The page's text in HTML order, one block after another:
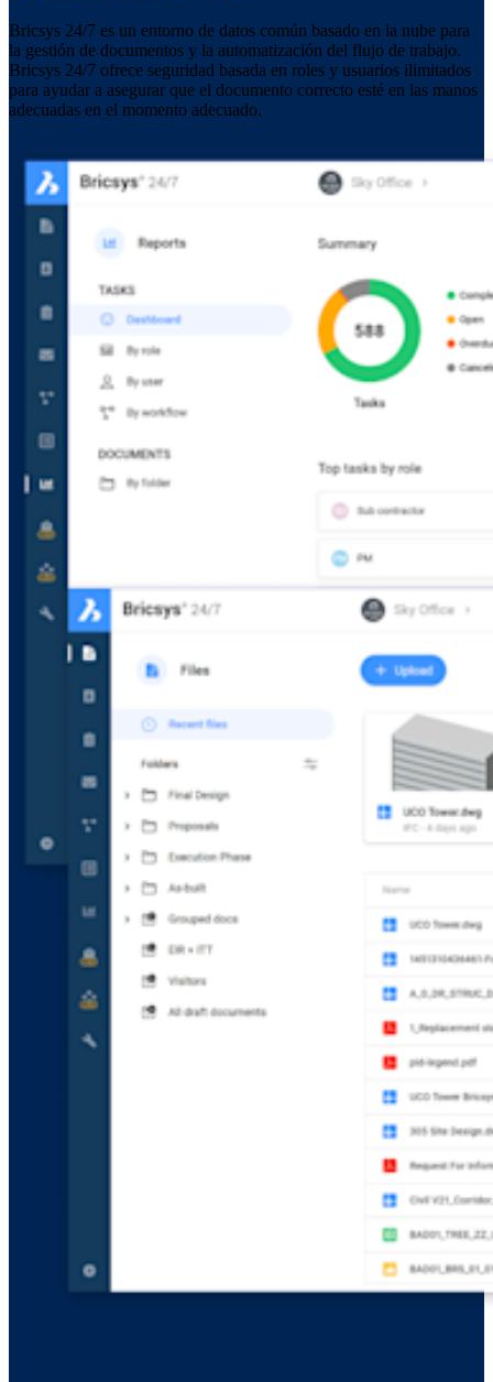
Bricsys 24/7 es un entorno de datos común basado en la nube para
la gestión de documentos y la automatización del flujo de trabajo.
Bricsys 24/7 ofrece seguridad basada en roles y usuarios ilimitados
para ayudar a asegurar que el documento correcto esté en las manos
adecuadas en el momento adecuado.